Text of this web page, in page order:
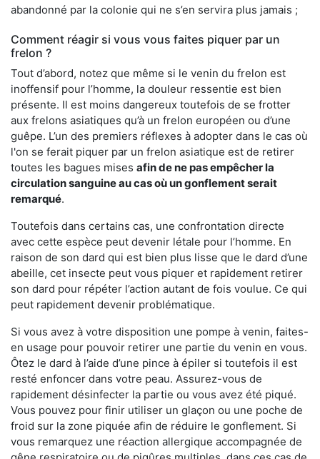
abandonné par la colonie qui ne s’en servira plus jamais ;
Comment réagir si vous vous faites piquer par un
frelon ?
Tout d’abord, notez que même si le venin du frelon est
inoffensif pour l’homme, la douleur ressentie est bien
présente. Il est moins dangereux toutefois de se frotter
aux frelons asiatiques qu’à un frelon européen ou d’une
guêpe. L’un des premiers réflexes à adopter dans le cas où
l'on se ferait piquer par un frelon asiatique est de retirer
toutes les bagues mises afin de ne pas empêcher la
circulation sanguine au cas où un gonflement serait
remarqué.
Toutefois dans certains cas, une confrontation directe
avec cette espèce peut devenir létale pour l’homme. En
raison de son dard qui est bien plus lisse que le dard d’une
abeille, cet insecte peut vous piquer et rapidement retirer
son dard pour répéter l’action autant de fois voulue. Ce qui
peut rapidement devenir problématique.
Si vous avez à votre disposition une pompe à venin, faites-
en usage pour pouvoir retirer une partie du venin en vous.
Ôtez le dard à l’aide d’une pince à épiler si toutefois il est
resté enfoncer dans votre peau. Assurez-vous de
rapidement désinfecter la partie ou vous avez été piqué.
Vous pouvez pour finir utiliser un glaçon ou une poche de
froid sur la zone piquée afin de réduire le gonflement. Si
vous remarquez une réaction allergique accompagnée de